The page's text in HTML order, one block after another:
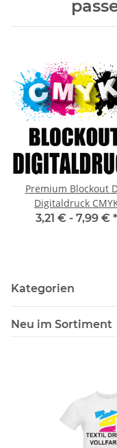
Premium Blockout
Digitaldruck
3,21 € - 7,99 € *
Kategorien
Neu im Sortiment